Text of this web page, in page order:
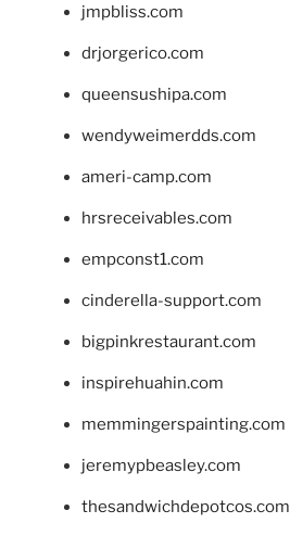
jmpbliss.com
drjorgerico.com
queensushipa.com
wendyweimerdds.com
ameri-camp.com
hrsreceivables.com
empconst1.com
cinderella-support.com
bigpinkrestaurant.com
inspirehuahin.com
memmingerspainting.com
jeremypbeasley.com
thesandwichdepotcos.com